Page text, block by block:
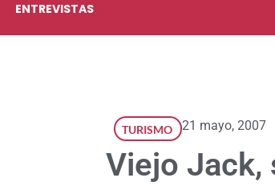
ENTREVISTAS
TURISMO 21 mayo, 2007
Viejo Jack,